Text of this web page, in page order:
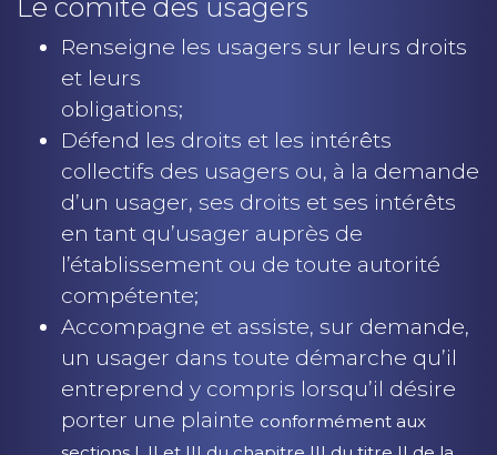
Le comité des usagers
Renseigne les usagers sur leurs droits
et leurs
obligations;
Défend les droits et les intérêts
collectifs des usagers ou, à la demande
d’un usager, ses droits et ses intérêts
en tant qu’usager auprès de
l’établissement ou de toute autorité
compétente;
Accompagne et assiste, sur demande,
un usager dans toute démarche qu’il
entreprend y compris lorsqu’il désire
porter une plainte conformément aux